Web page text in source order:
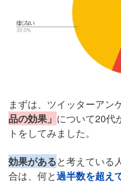
まずは、ツイッターアン
品の効果」 について20代
トをしてみました。
効果があると考えている人
合は、何と過半数を超え